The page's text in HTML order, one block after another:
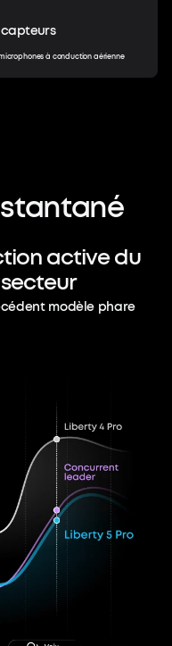
à conduction aérienne
n'est que la
dans un son
et contrôlez
activedu
secteur
modèle phare